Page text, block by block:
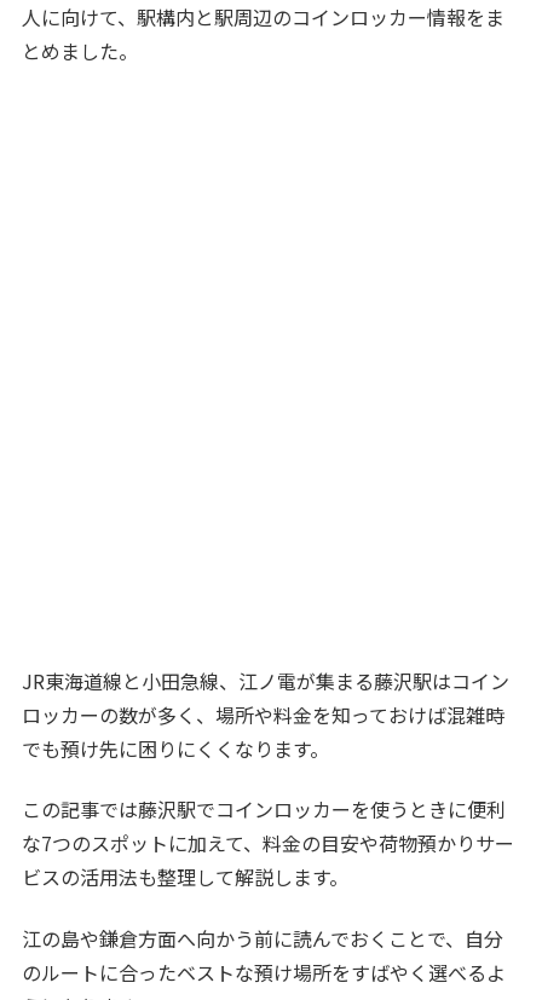
人に向けて、駅構内と駅周辺のコインロッカー情報をま
とめました。
JR東海道線と小田急線、江ノ電が集まる藤沢駅はコイン
ロッカーの数が多く、場所や料金を知っておけば混雑時
でも預け先に困りにくくなります。
この記事では藤沢駅でコインロッカーを使うときに便利
な7つのスポットに加えて、料金の目安や荷物預かりサー
ビスの活用法も整理して解説します。
江の島や鎌倉方面へ向かう前に読んでおくことで、自分
のルートに合ったベストな預け場所をすばやく選べるよ